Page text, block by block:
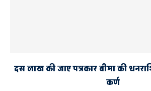
दस लाख की जाए पत्रकार बीमा की
कर्ण